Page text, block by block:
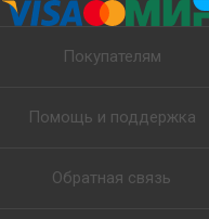
Покупателям
Помощь и поддержка
Обратная связь